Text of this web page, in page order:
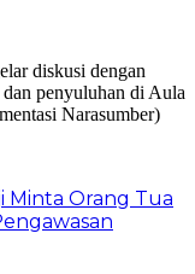
Minta Orang Tua